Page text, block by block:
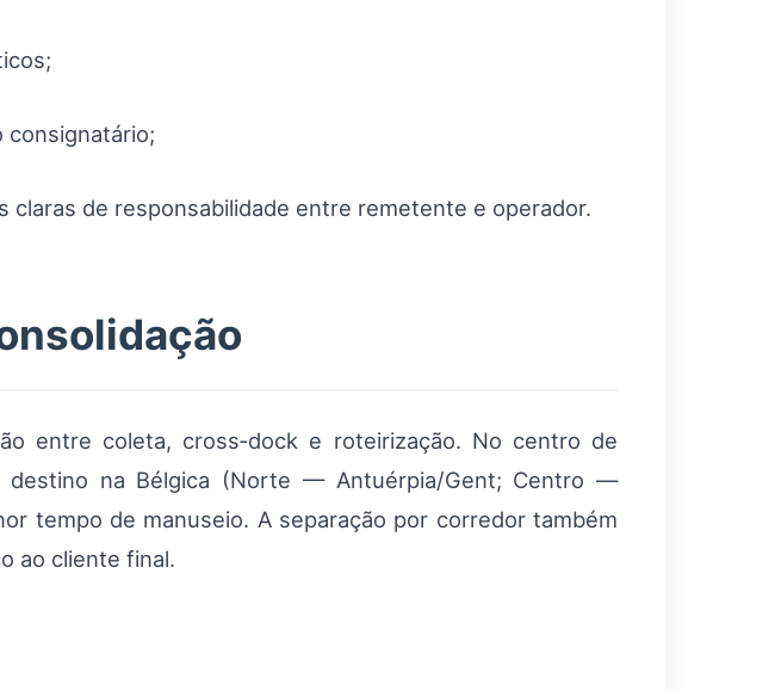
consignatário;
claras de responsabilidade entre remetente e operador.
entre coleta, cross‑dock e roteirização. No centro de
destino na Bélgica (Norte — Antuérpia/Gent; Centro —
tempo de manuseio. A separação por corredor também
ao cliente final.